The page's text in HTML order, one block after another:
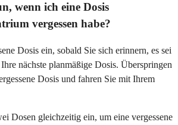
wenn ich eine Dosis
vergessen habe?
Dosis ein, sobald Sie sich erinnern, es sei
nächste planmäßige Dosis. Überspringen
Dosis und fahren Sie mit Ihrem
Dosen gleichzeitig ein, um eine vergessene